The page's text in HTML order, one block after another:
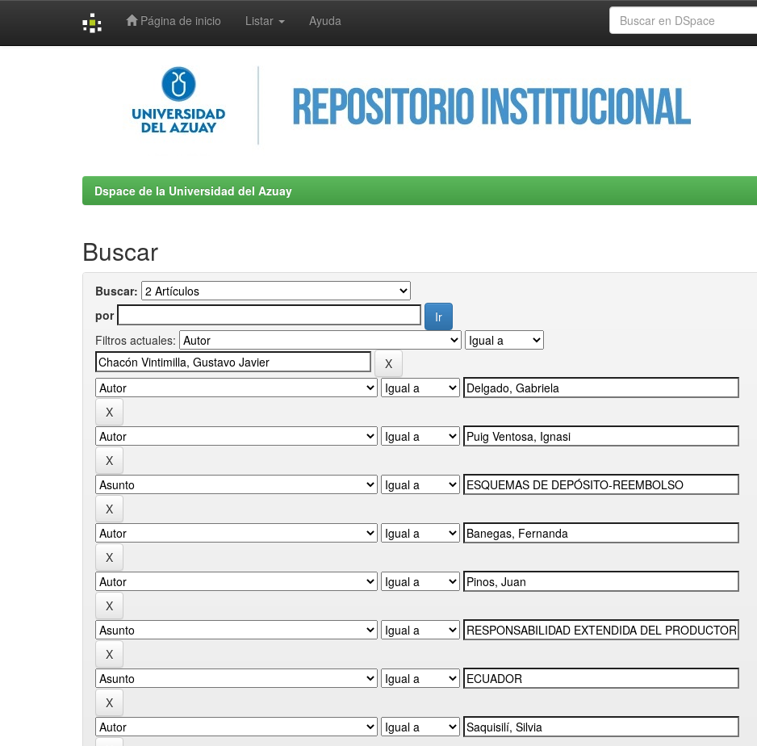
Página de inicio Listar Ayuda
Dspace de la Universidad del Azuay
Buscar
Buscar:
por
Filtros actuales: